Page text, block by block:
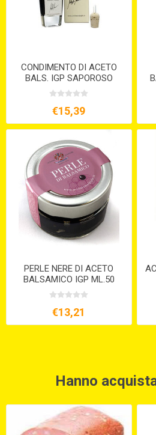
CONDIMENTO DI ACETO
BALS. IGP SAPOROSO
ML.100 6 ANNI
€15,39
PERLE NERE DI ACETO
BALSAMICO IGP ML.50
MALPIGHI
€13,21
Hanno